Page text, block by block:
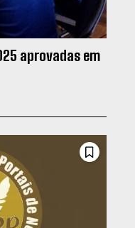
aprovadas em